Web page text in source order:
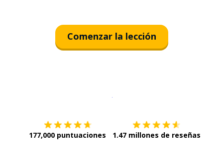
Comenzar la lección
177,000 puntuaciones 1.47 millones de reseñas